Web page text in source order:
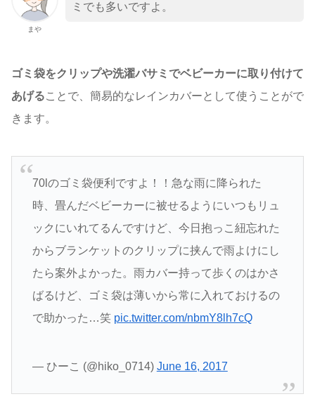
まや
ミでも多いですよ。
ゴミ袋をクリップや洗濯バサミでベビーカーに取り付けて
あげることで、簡易的なレインカバーとして使うことがで
きます。
70lのゴミ袋便利ですよ！！急な雨に降られた
時、畳んだベビーカーに被せるようにいつもリュ
ックにいれてるんですけど、今日抱っこ紐忘れた
からブランケットのクリップに挟んで雨よけにし
たら案外よかった。雨カバー持って歩くのはかさ
ばるけど、ゴミ袋は薄いから常に入れておけるの
で助かった…笑 pic.twitter.com/nbmY8lh7cQ
— ひーこ (@hiko_0714) June 16, 2017